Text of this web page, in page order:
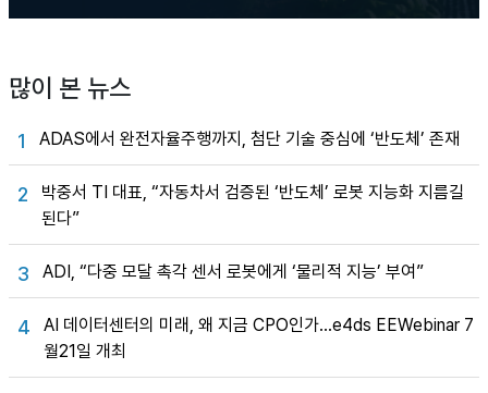
많이 본 뉴스
1 ADAS에서 완전자율주행까지, 첨단 기술 중심에 ‘반도체’ 존재
2
박중서 TI 대표, “자동차서 검증된 ‘반도체’ 로봇 지능화 지름길
된다”
3 ADI, “다중 모달 촉각 센서 로봇에게 ‘물리적 지능’ 부여”
4
AI 데이터센터의 미래, 왜 지금 CPO인가…e4ds EEWebinar 7
월21일 개최